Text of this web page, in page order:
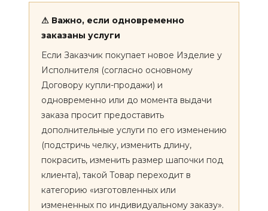
⚠ Важно, если одновременно
заказаны услуги
Если Заказчик покупает новое Изделие у
Исполнителя (согласно основному
Договору купли-продажи) и
одновременно или до момента выдачи
заказа просит предоставить
дополнительные услуги по его изменению
(подстричь челку, изменить длину,
покрасить, изменить размер шапочки под
клиента), такой Товар переходит в
категорию «изготовленных или
измененных по индивидуальному заказу».